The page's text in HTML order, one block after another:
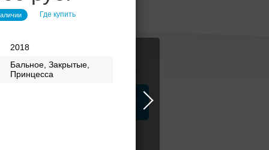
Где купить
2018
Бальное, Закрытые,
Принцесса
Журнал
платья